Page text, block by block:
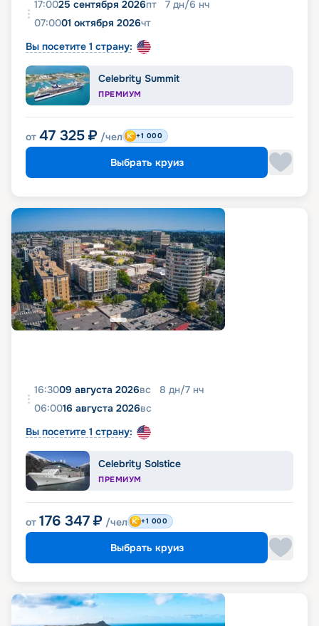
17:0025 сентября 2026пт 7 дн/6 нч
07:0001 октября 2026чт
Вы посетите 1 страну:
Celebrity Summit
ПРЕМИУМ
от 47 325 ₽ /чел +1 000
Выбрать круиз
16:3009 августа 2026вс 8 дн/7 нч
06:0016 августа 2026вс
Вы посетите 1 страну:
Celebrity Solstice
ПРЕМИУМ
от 176 347 ₽ /чел +1 000
Выбрать круиз